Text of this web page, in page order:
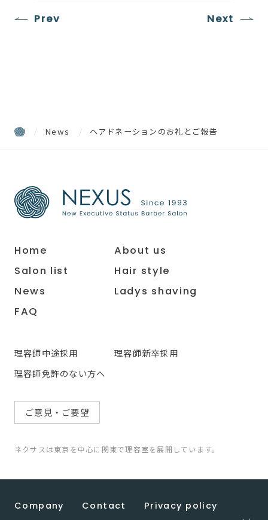
Prev Next
News ヘアドネーションのお礼とご報告
Home
About us
Salon list
Hair style
News
Ladys shaving
FAQ
理容師中途採用
理容師新卒採用
理容師免許のない方へ
ご意見・ご要望
ネクサスは東京を中心に関東で理容室を展開しています。
Company Contact Privacy policy